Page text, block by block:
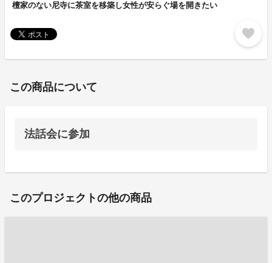
檀家のない尼寺に茶室を移築し女性が安らぐ場を開きたい
favorite
この商品について
法話会に参加
このプロジェクトの他の商品